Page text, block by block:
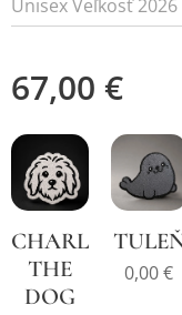
Unisex Veľkosť 2026
67,00 €
CHARLIE
THE
DOG
0,00€